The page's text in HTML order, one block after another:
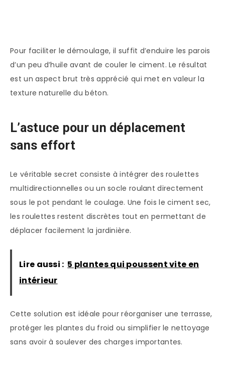
Pour faciliter le démoulage, il suffit d’enduire les parois
d’un peu d’huile avant de couler le ciment. Le résultat
est un aspect brut très apprécié qui met en valeur la
texture naturelle du béton.
L’astuce pour un déplacement
sans effort
Le véritable secret consiste à intégrer des roulettes
multidirectionnelles ou un socle roulant directement
sous le pot pendant le coulage. Une fois le ciment sec,
les roulettes restent discrètes tout en permettant de
déplacer facilement la jardinière.
Lire aussi : 5 plantes qui poussent vite en
intérieur
Cette solution est idéale pour réorganiser une terrasse,
protéger les plantes du froid ou simplifier le nettoyage
sans avoir à soulever des charges importantes.